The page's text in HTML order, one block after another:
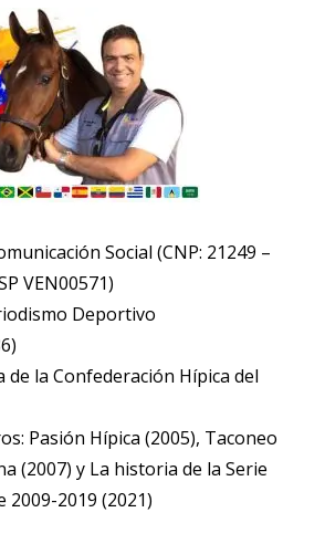
Social (CNP: 21249 –
VEN00571)
Deportivo
de la Confederación Hípica del
Pasión Hípica (2005), Taconeo
(2007) y La historia de la Serie
2009-2019 (2021)